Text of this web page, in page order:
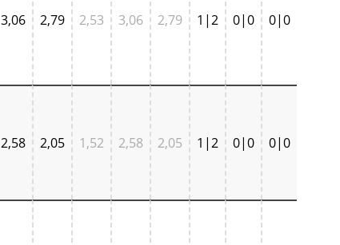
3,06 2,79 2,53 3,06 2,79 1|2 0|0 0|0
2,58 2,05 1,52 2,58 2,05 1|2 0|0 0|0